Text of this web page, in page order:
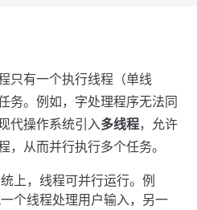
只有一个执行线程（单线
务。例如，字处理程序无法同
代操作系统引入多线程，允许
，从而并行执行多个任务。
上，线程可并行运行。例
个线程处理用户输入，另一